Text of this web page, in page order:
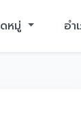
หมู่ อำ